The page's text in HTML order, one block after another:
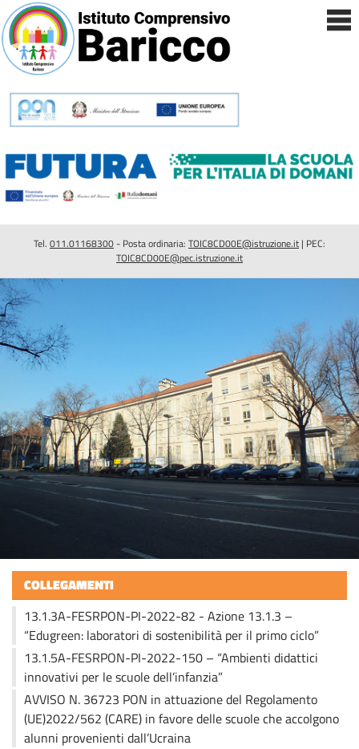
Tel. 011.01168300- Posta ordinaria: TOIC8CD00E@istruzione.it | PEC:
TOIC8CD00E@pec.istruzione.it
COLLEGAMENTI
13.1.3A-FESRPON-PI-2022-82 - Azione 13.1.3 –
“Edugreen: laboratori di sostenibilità per il primo ciclo”
13.1.5A-FESRPON-PI-2022-150 – “Ambienti didattici
innovativi per le scuole dell’infanzia”
AVVISO N. 36723 PON in attuazione del Regolamento
(UE)2022/562 (CARE) in favore delle scuole che accolgono
alunni provenienti dall’Ucraina